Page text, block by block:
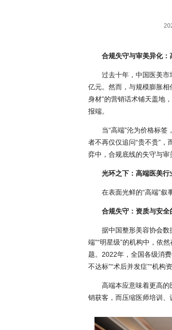
合规失守与审美异化
过去十年，中国医美
亿元。然而，与规模膨胀相
身材”的营销话术铺天盖地
报端。
当“高端”沦为价格标
者不再仅仅追问“贵不贵”，
弈中，合规底线的失守与审
光环之下：高端医美行
在表面光鲜的“高端”叙
合规失守：资质与安全
据中国整形美容协会数
端”“明星级”的机构中，依
题。2022年，全国各级消
不达标”“术后并发症”“机构
高端本应意味着更高
销获客，而压缩医师培训、